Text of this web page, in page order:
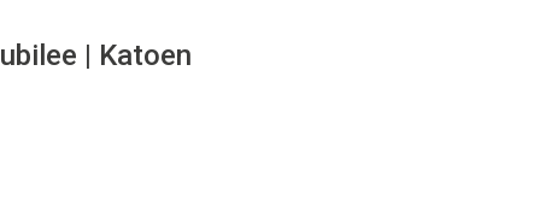
| Katoen